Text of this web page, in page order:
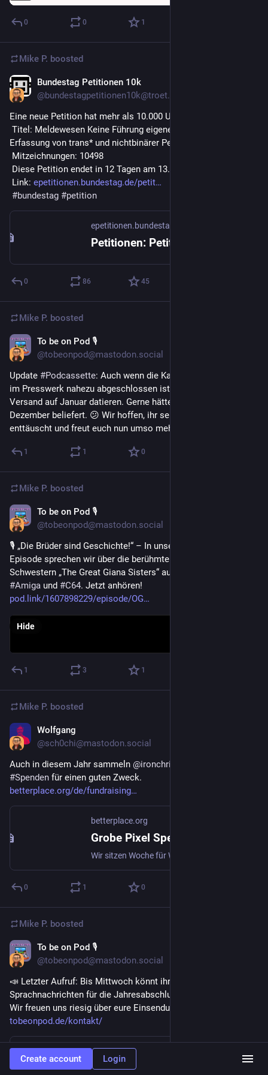
0 0 1
Mike P. boosted
Bundestag Petitionen 10k
@bundestagpetitionen10k@troet.cafe
Eine neue Petition hat mehr als 10.000 Unterschriften:
Erfassung von trans* und nichtbinärer Personen
Mitzeichnungen: 10498
Diese Petition endet in 12 Tagen am 13.01.2026
Link: epetitionen.bundestag.de/petit
#bundestag #petition
epetitionen.bundestag.de
Petitionen: Petition 183950
0 86 45
Mike P. boosted
To be on Pod 🎙
@tobeonpod@mastodon.social
Update #Podcassette: Auch wenn die Kassetten-Produktion
im Presswerk nahezu abgeschlossen ist, müssen wir den
Versand auf Januar datieren. Gerne hätten wir euch noch im
Dezember beliefert. 😕 Wir hoffen, ihr seid nicht zu sehr
enttäuscht und freut euch nun umso mehr auf 2026! 😊
1 1 0
Mike P. boosted
To be on Pod 🎙
@tobeonpod@mastodon.social
🎙️ „Die Brüder sind Geschichte!“ – In unserer neuen
Episode sprechen wir über die berühmten italienischen Punk-
#Amiga und #C64. Jetzt anhören!
pod.link/1607898229/episode/OG
Hide
1 3 1
Mike P. boosted
Wolfgang
@sch0chi@mastodon.social
Auch in diesem Jahr sammeln @ironchrissi
#Spenden für einen guten Zweck.
betterplace.org/de/fundraising
betterplace.org
0 1 0
Mike P. boosted
To be on Pod 🎙
@tobeonpod@mastodon.social
📣 Letzter Aufruf: Bis Mittwoch könnt ihr uns noch Text- und
Sprachnachrichten für die Jahresabschlussfolge einreichen –
Wir freuen uns riesig über eure Einsendungen! ➡️
tobeonpod.de/kontakt/
www.tobeonpod.de
To be on Pod – Kontakt
Create account Login